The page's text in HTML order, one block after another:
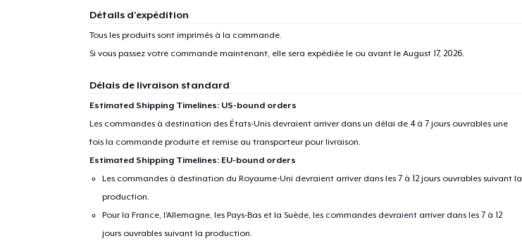
Détails d'expédition
Tous les produits sont imprimés à la commande.
Si vous passez votre commande maintenant, elle sera expédiée le ou avant le August 17, 2026.
Délais de livraison standard
Estimated Shipping Timelines: US-bound orders
Les commandes à destination des États-Unis devraient arriver dans un délai de 4 à 7 jours ouvrables une
fois la commande produite et remise au transporteur pour livraison.
Estimated Shipping Timelines: EU-bound orders
Les commandes à destination du Royaume-Uni devraient arriver dans les 7 à 12 jours ouvrables suivant la
production.
Pour la France, l'Allemagne, les Pays-Bas et la Suède, les commandes devraient arriver dans les 7 à 12
jours ouvrables suivant la production.